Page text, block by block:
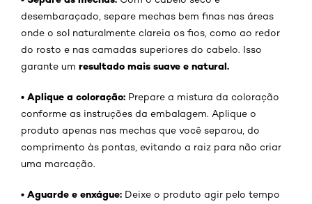
desembaraçado, separe mechas bem finas nas áreas
onde o sol naturalmente clareia os fios, como ao redor
do rosto e nas camadas superiores do cabelo. Isso
garante um resultado mais suave e natural.
• Aplique a coloração: Prepare a mistura da coloração
conforme as instruções da embalagem. Aplique o
produto apenas nas mechas que você separou, do
comprimento às pontas, evitando a raiz para não criar
uma marcação.
• Aguarde e enxágue: Deixe o produto agir pelo tempo